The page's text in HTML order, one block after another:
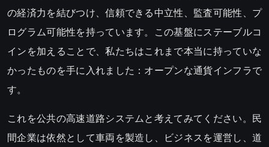
の経済力を結びつけ、信頼できる中立性、監査可能性、プ
ログラム可能性を持っています。この基盤にステーブルコ
インを加えることで、私たちはこれまで本当に持っていな
かったものを手に入れました：オープンな通貨インフラで
す。
これを公共の高速道路システムと考えてみてください。民
間企業は依然として車両を製造し、ビジネスを運営し、道